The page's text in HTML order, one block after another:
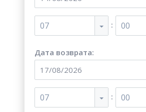
07 : 00
Дата возврата:
07 : 00